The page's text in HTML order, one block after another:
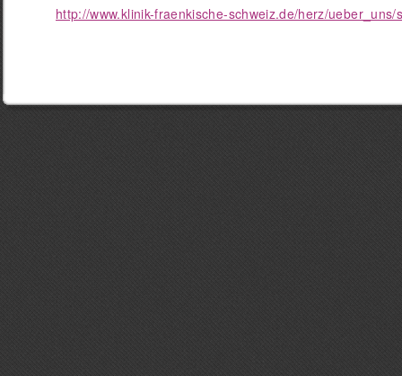
http://www.klinik-fraenkische-schweiz.de/herz/